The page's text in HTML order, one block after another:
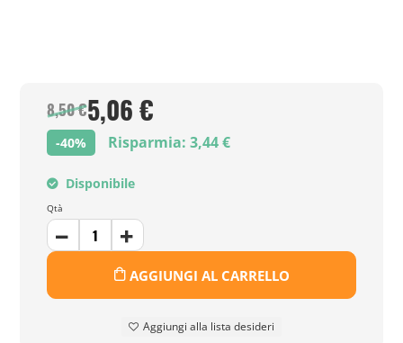
8,50 €5,06 €
-40% Risparmia: 3,44 €
Disponibile
Qtà
AGGIUNGI AL CARRELLO
Aggiungi alla lista desideri